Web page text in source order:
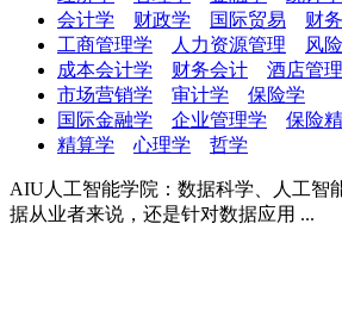
会计学
财政学 国际贸易
财
工商管理学
人力资源管理
风
成本会计学
财务会计
酒店管理
市场营销学
审计学
保险学
国际金融学
企业管理学
保险
精算学
心理学 哲学
AIU人工智能学院：数据科学、人工智
据从业者来说，还是针对数据应用 ...